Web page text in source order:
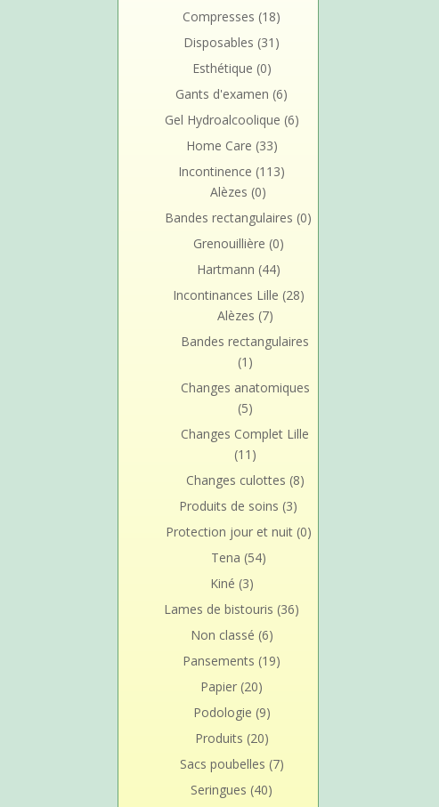
Compresses (18)
Disposables (31)
Esthétique (0)
Gants d'examen (6)
Gel Hydroalcoolique (6)
Home Care (33)
Incontinence (113)
Alèzes (0)
Bandes rectangulaires (0)
Grenouillière (0)
Hartmann (44)
Incontinances Lille (28)
Alèzes (7)
Bandes rectangulaires
(1)
Changes anatomiques
(5)
Changes Complet Lille
(11)
Changes culottes (8)
Produits de soins (3)
Protection jour et nuit (0)
Tena (54)
Kiné (3)
Lames de bistouris (36)
Non classé (6)
Pansements (19)
Papier (20)
Podologie (9)
Produits (20)
Sacs poubelles (7)
Seringues (40)